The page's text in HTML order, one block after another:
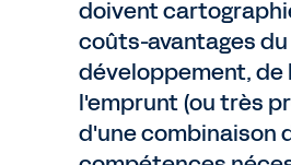
doivent
coûts-avantages du
développement, de
l'emprunt (ou très
d'une combinaison